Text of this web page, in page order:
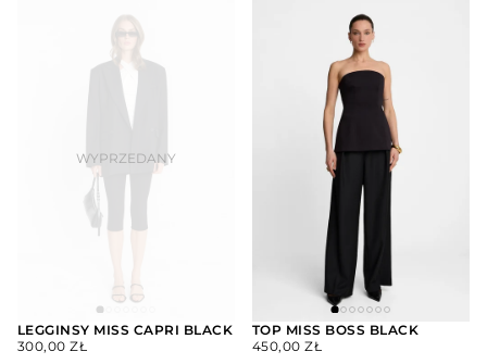
LEGGINSY MISS CAPRI BLACK
CENA
300,00 ZŁ WYBIERZ
TOP MISS BOSS BLACK
CENA
450,00 ZŁ